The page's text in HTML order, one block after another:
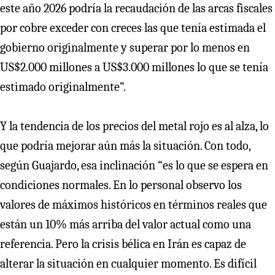
este año 2026 podría la recaudación de las arcas fiscales
por cobre exceder con creces las que tenía estimada el
gobierno originalmente y superar por lo menos en
US$2.000 millones a US$3.000 millones lo que se tenía
estimado originalmente”.
Y la tendencia de los precios del metal rojo es al alza, lo
que podría mejorar aún más la situación. Con todo,
según Guajardo, esa inclinación “es lo que se espera en
condiciones normales. En lo personal observo los
valores de máximos históricos en términos reales que
están un 10% más arriba del valor actual como una
referencia. Pero la crisis bélica en Irán es capaz de
alterar la situación en cualquier momento. Es difícil